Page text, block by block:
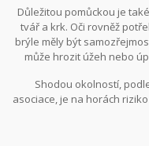
výprav dočeských hor
sluncem. Opalovací krémy
měly být vždy ve vašem
každé dvě hodiny a po
speciální
Důležitou pomůckou je
tvář a krk. Oči rovněž
brýle měly být
může hrozit úžeh nebo
žáru, tedy mezi
Shodou okolností,
asociace, je na horách